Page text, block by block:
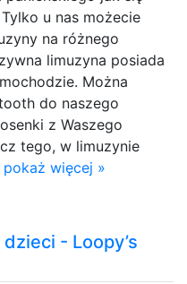
u nas możecie
na różnego
limuzyna posiada
Można
do naszego
z Waszego
tego, w limuzynie
pokaż więcej »
- Loopy’s